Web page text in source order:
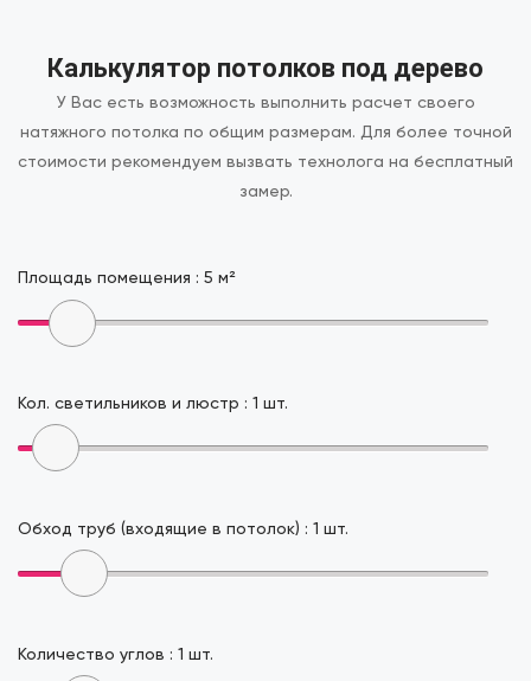
Калькулятор потолков под дерево
У Вас есть возможность выполнить расчет своего
натяжного потолка по общим размерам. Для более точной
стоимости рекомендуем вызвать технолога на бесплатный
замер.
Площадь помещения : 5 м²
Кол. светильников и люстр : 1 шт.
Обход труб (входящие в потолок) : 1 шт.
Количество углов : 1 шт.